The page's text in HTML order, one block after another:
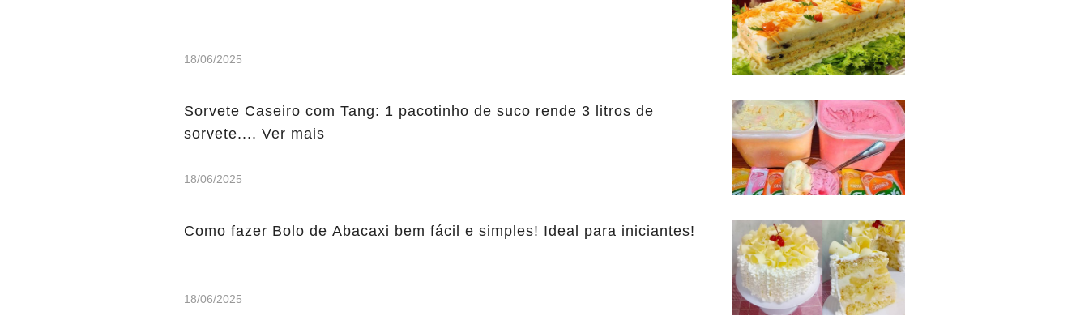
18/06/2025
Sorvete Caseiro com Tang: 1 pacotinho de suco rende 3 litros de
sorvete.... Ver mais
18/06/2025
Como fazer Bolo de Abacaxi bem fácil e simples! Ideal para iniciantes!
18/06/2025